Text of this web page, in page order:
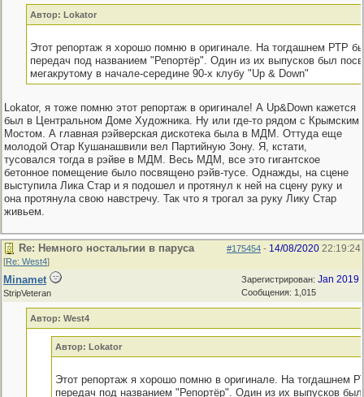
Автор: Lokator
Этот репортаж я хорошо помню в оригинале. На тогдашнем РТР
передач под названием "Репортёр". Один из их выпусков был
мегакрутому в начале-середине 90-х клубу "Up & Down"
Lokator, я тоже помню этот репортаж в оригинале! А Up&Down кажется
был в Центральном Доме Художника. Ну или где-то рядом с Крымским
Мостом. А главная рэйверская дискотека была в МДМ. Оттуда еще
молодой Отар Кушанашвили вел Партийную Зону. Я, кстати,
тусовался тогда в рэйве в МДМ. Весь МДМ, все это гигантское
бетонное помещение было посвящено рэйв-тусе. Однажды, на сцене
выступила Лика Стар и я подошел и протянул к ней на сцену руку и
она протянула свою навстречу. Так что я трогал за руку Лику Стар
живьем.
#175454 - 14/08/2020 22:19:24
Re: Немного ностальгии в паруса
[Re: West4]
Зарегистрирован: Jan 2019
Сообщения: 1,015
Minamet
StripVeteran
Автор: West4
Автор: Lokator
Этот репортаж я хорошо помню в оригинале. На тогдашнем
передач под названием "Репортёр". Один из их выпусков